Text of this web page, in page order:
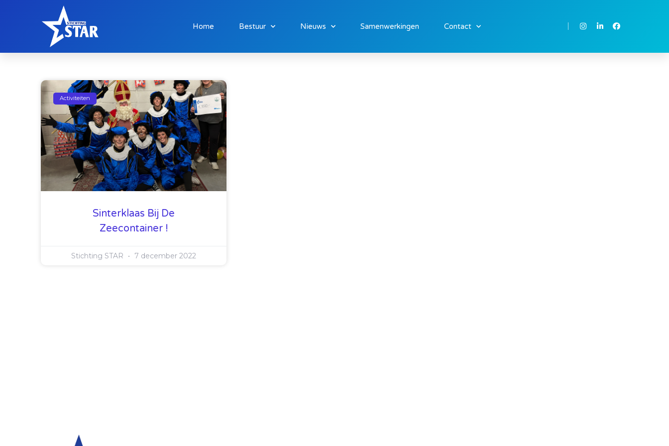
Home Bestuur Nieuws Samenwerkingen Contact
Activiteiten
Sinterklaas Bij De
Zeecontainer !
Stichting STAR 7 december 2022